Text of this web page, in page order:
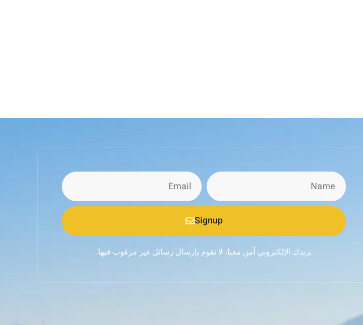
Signup
بريدك الإلكتروني آمن معنا، لا نقوم بإرسال رسائل غير مرغوب فيها.